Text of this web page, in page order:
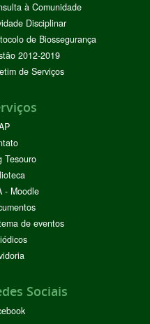
à Comunidade
Disciplinar
de Biossegurança
2012-2019
de Serviços
Tesouro
- Moodle
de eventos
Sociais